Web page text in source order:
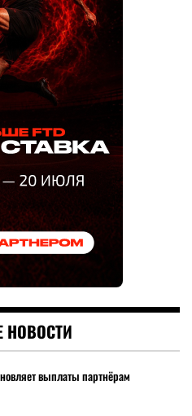
НОВОСТИ
выплаты партнёрам